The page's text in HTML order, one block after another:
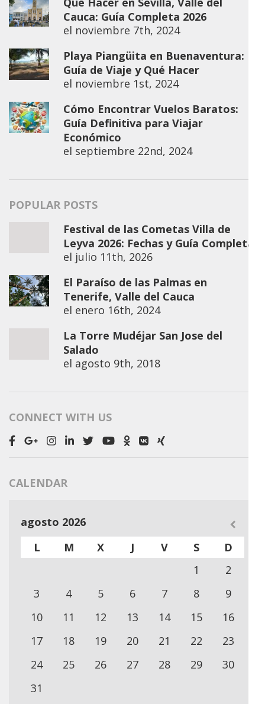
Cauca: Guía Completa 2026
el noviembre 7th, 2024
Playa Piangüita en Buenaventura:
Guía de Viaje y Qué Hacer
el noviembre 1st, 2024
Cómo Encontrar Vuelos Baratos:
Guía Definitiva para Viajar
Económico
el septiembre 22nd, 2024
POPULAR POSTS
Festival de las Cometas Villa de
Leyva 2026: Fechas y Guía Completa
el julio 11th, 2026
El Paraíso de las Palmas en
Tenerife, Valle del Cauca
el enero 16th, 2024
La Torre Mudéjar San Jose del
Salado
el agosto 9th, 2018
CONNECT WITH US
CALENDAR
agosto 2026
L
M X J V S
D
1
2
3
4 5 6 7 8
9
10
11 12 13 14 15
16
17
18 19 20 21 22
23
24
25 26 27 28 29
30
31